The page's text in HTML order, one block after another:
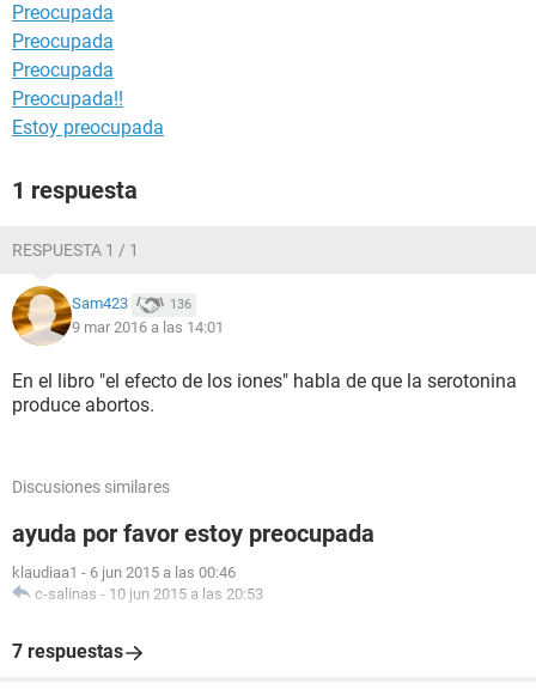
Preocupada
Preocupada
Preocupada
Preocupada!!
Estoy preocupada
1 respuesta
RESPUESTA 1 / 1
Sam423 136
9 mar 2016 a las 14:01
En el libro "el efecto de los iones" habla de que la serotonina
produce abortos.
Discusiones similares
ayuda por favor estoy preocupada
klaudiaa1 - 6 jun 2015 a las 00:46
c-salinas - 10 jun 2015 a las 20:53
7 respuestas